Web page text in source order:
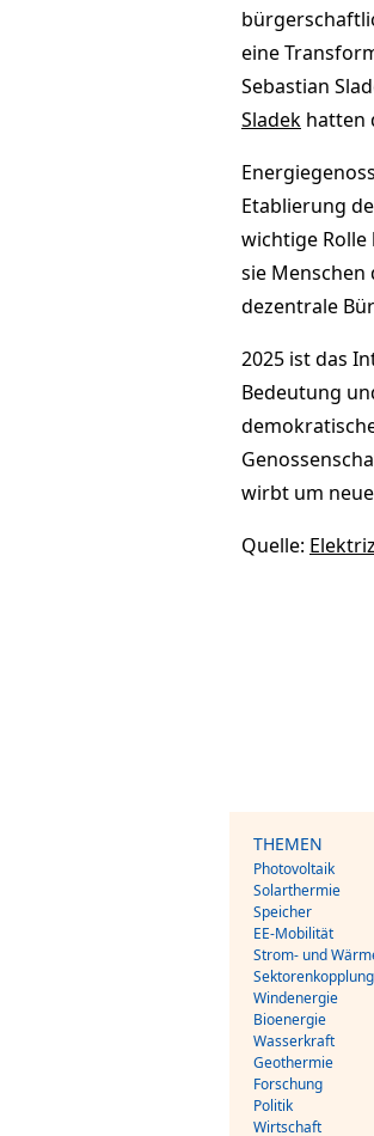
eine
Sebastian
Sladek hatten
Etablierung
wichtige
sie
dezentrale
2025 ist das
Bedeutung
wirbt um
Quelle:
THEMEN
Photovoltaik
Solarthermie
Speicher
EE-Mobilität
Strom- und
Sektorenkopplung
Windenergie
Bioenergie
Wasserkraft
Geothermie
Forschung
Politik
Wirtschaft